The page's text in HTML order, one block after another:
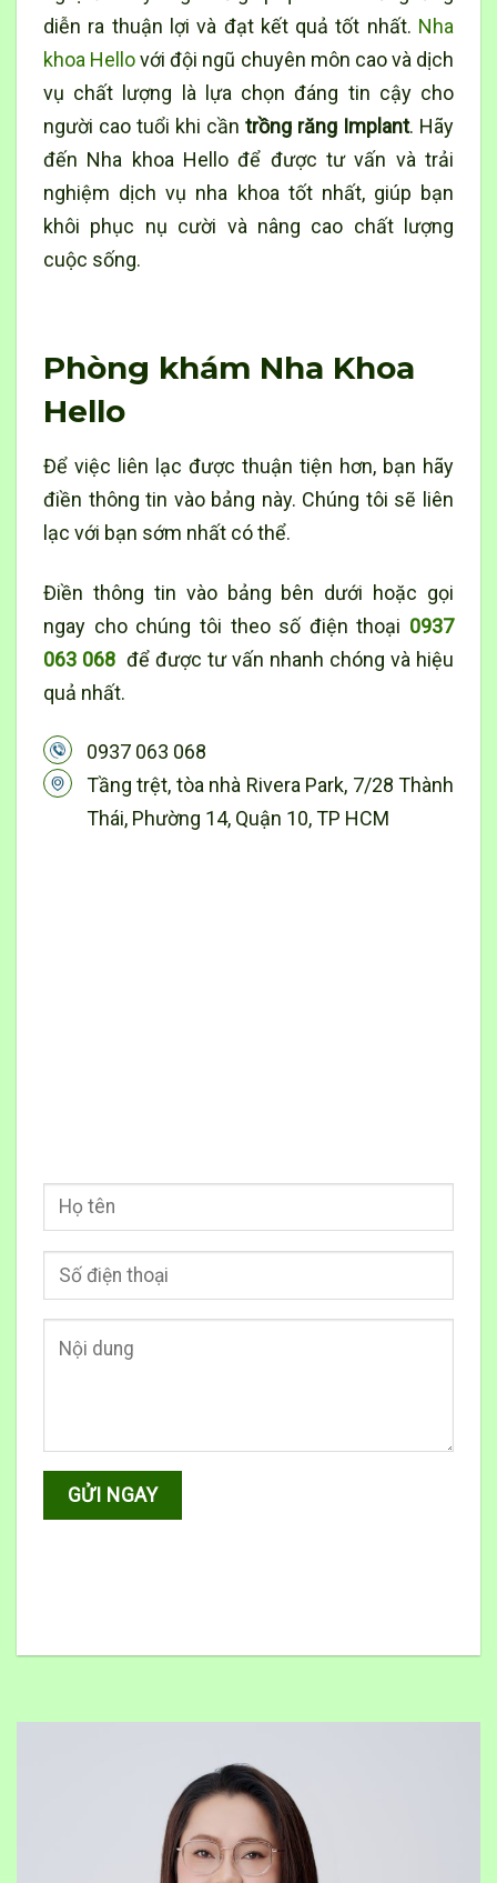
diễn ra thuận lợi và đạt kết quả tốt nhất. Nha
khoa Hellovới đội ngũ chuyên môn cao và dịch
vụ chất lượng là lựa chọn đáng tin cậy cho
người cao tuổi khi cần trồng răng Implant. Hãy
đến Nha khoa Hello để được tư vấn và trải
nghiệm dịch vụ nha khoa tốt nhất, giúp bạn
khôi phục nụ cười và nâng cao chất lượng
cuộc sống.
Phòng khám Nha Khoa
Hello
Để việc liên lạc được thuận tiện hơn, bạn hãy
điền thông tin vào bảng này. Chúng tôi sẽ liên
lạc với bạn sớm nhất có thể.
Điền thông tin vào bảng bên dưới hoặc gọi
ngay cho chúng tôi theo số điện thoại 0937
063 068 để được tư vấn nhanh chóng và hiệu
quả nhất.
0937 063 068
Tầng trệt, tòa nhà Rivera Park, 7/28 Thành
Thái, Phường 14, Quận 10, TP HCM